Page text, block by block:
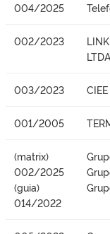
004/2025
002/2023
003/2023 CIEE
001/2005
(matrix)
002/2025
(guia)
014/2022